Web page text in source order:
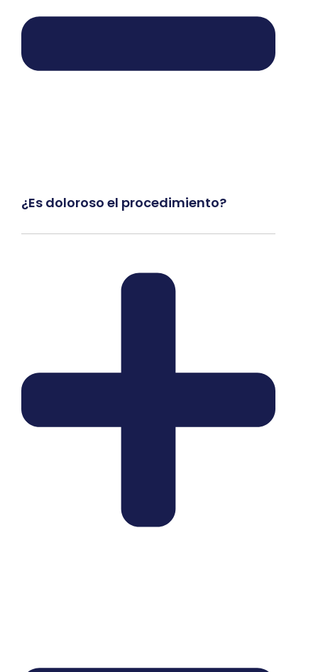
¿Es doloroso el procedimiento?